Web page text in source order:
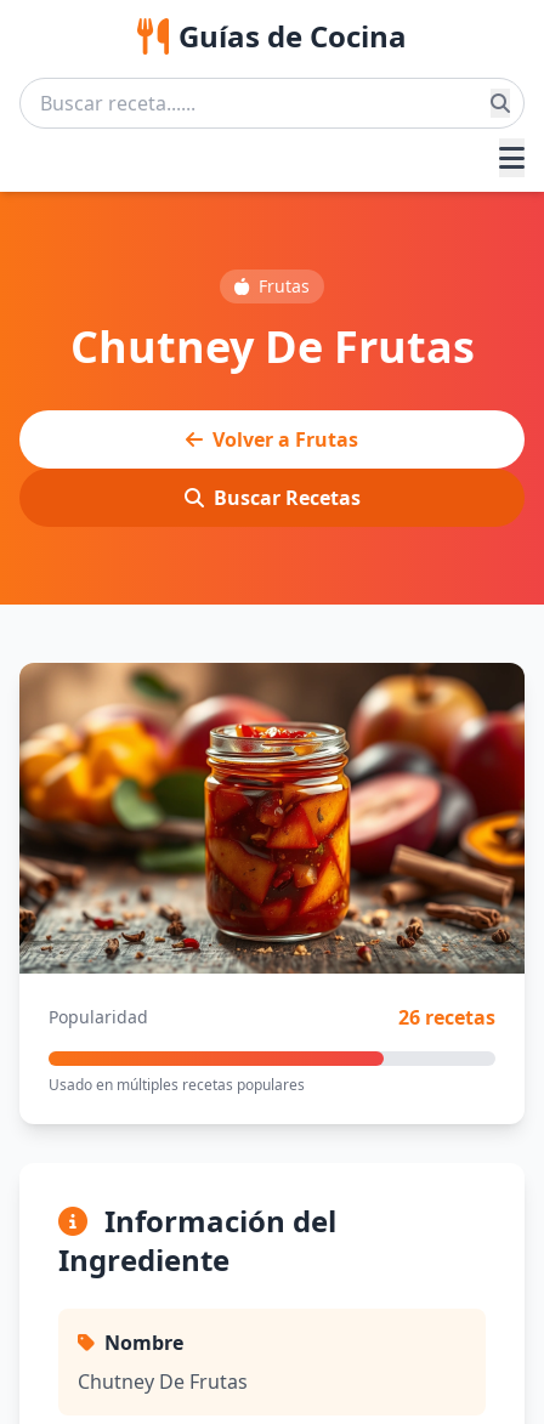
Guías de Cocina
Frutas
Chutney De Frutas
Volver a Frutas
Buscar Recetas
Popularidad 26 recetas
Usado en múltiples recetas populares
Información del
Ingrediente
Nombre
Chutney De Frutas